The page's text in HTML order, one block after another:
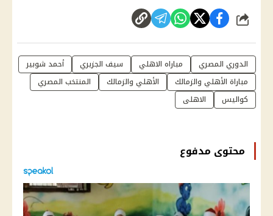
شارك
الدوري المصري مباراه الاهلي سيف الجزيري
أحمد شوبير
مباراة الأهلي والزمالك
الأهلي والزمالك
المنتخب المصري
كواليس
الاهلى
محتوى مدفوع